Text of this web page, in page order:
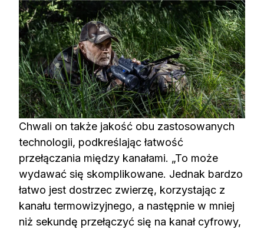
Chwali on także jakość obu zastosowanych
technologii, podkreślając łatwość
przełączania między kanałami. „To może
wydawać się skomplikowane. Jednak bardzo
łatwo jest dostrzec zwierzę, korzystając z
kanału termowizyjnego, a następnie w mniej
niż sekundę przełączyć się na kanał cyfrowy,